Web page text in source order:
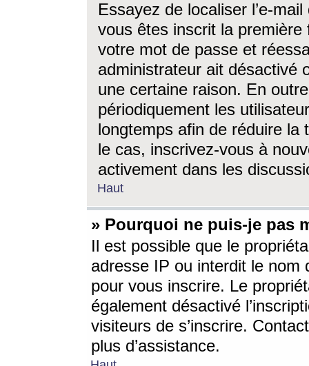
Essayez de localiser l’e-
vous êtes inscrit la première
votre mot de passe et
administrateur ait désactivé
une certaine raison. En
périodiquement les
longtemps afin de réduire la
le cas, inscrivez-vous à
activement dans les
Haut
» Pourquoi ne puis-je pas
Il est possible que le
adresse IP ou interdit le nom
pour vous inscrire. Le
également désactivé
visiteurs de s’inscrire.
plus d’assistance.